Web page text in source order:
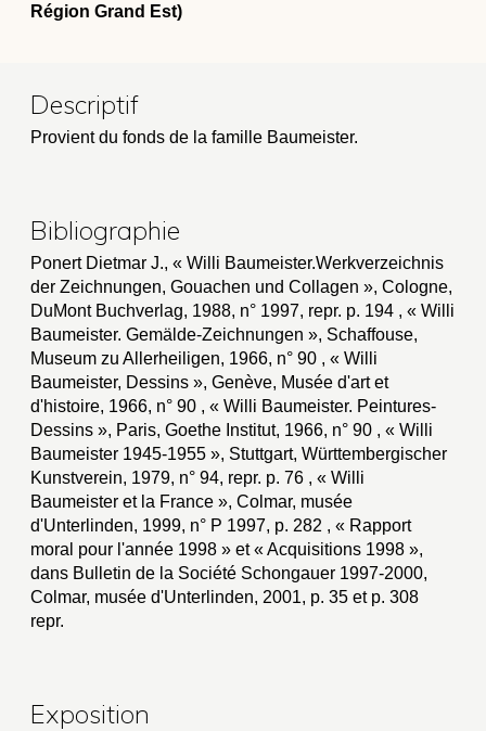
Région Grand Est)
Descriptif
Provient du fonds de la famille Baumeister.
Bibliographie
Ponert Dietmar J., « Willi Baumeister.Werkverzeichnis
der Zeichnungen, Gouachen und Collagen », Cologne,
DuMont Buchverlag, 1988, n° 1997, repr. p. 194 , « Willi
Baumeister. Gemälde-Zeichnungen », Schaffouse,
Museum zu Allerheiligen, 1966, n° 90 , « Willi
Baumeister, Dessins », Genève, Musée d'art et
d'histoire, 1966, n° 90 , « Willi Baumeister. Peintures-
Dessins », Paris, Goethe Institut, 1966, n° 90 , « Willi
Baumeister 1945-1955 », Stuttgart, Württembergischer
Kunstverein, 1979, n° 94, repr. p. 76 , « Willi
Baumeister et la France », Colmar, musée
d'Unterlinden, 1999, n° P 1997, p. 282 , « Rapport
moral pour l'année 1998 » et « Acquisitions 1998 »,
dans Bulletin de la Société Schongauer 1997-2000,
Colmar, musée d'Unterlinden, 2001, p. 35 et p. 308
repr.
Exposition